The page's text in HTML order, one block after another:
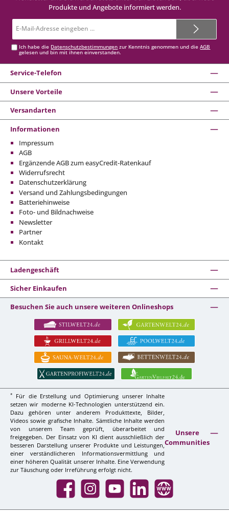
Produkte und Angebote informiert werden.
Mail-
Ich habe die Datenschutzbestimmungen zur Kenntnis genommen und dieAGB
gelesen und bin mit ihnen einverstanden.
Service-Telefon
Unsere Vorteile
Versandarten
Informationen
Impressum
AGB
Ergänzende AGB zum easyCredit-Ratenkauf
Widerrufsrecht
Datenschutzerklärung
Versand und Zahlungsbedingungen
Batteriehinweise
Foto- und Bildnachweise
Newsletter
Partner
Kontakt
Ladengeschäft
Sicher Einkaufen
Besuchen Sie auch unsere weiteren Onlineshops
*
Für die Erstellung und Optimierung unserer Inhalte
setzen wir moderne KI-Technologien unterstützend ein.
Dazu gehören unter anderem Produkttexte, Bilder,
Videos sowie grafische Inhalte. Sämtliche Inhalte werden
von unserem Team geprüft, überarbeitet und
freigegeben. Der Einsatz von KI dient ausschließlich der
besseren Darstellung unserer Produkte und Leistungen,
einer verständlicheren Informationsvermittlung und
einer höheren Qualität unserer Inhalte. Eine Verwendung
zur Täuschung oder Irreführung erfolgt nicht.
Unsere
Communities
Facebook InstagramYouTube LinkedIn Website